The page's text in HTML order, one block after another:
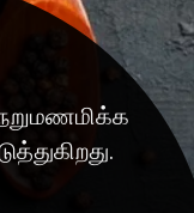
நறுமணமிக்க